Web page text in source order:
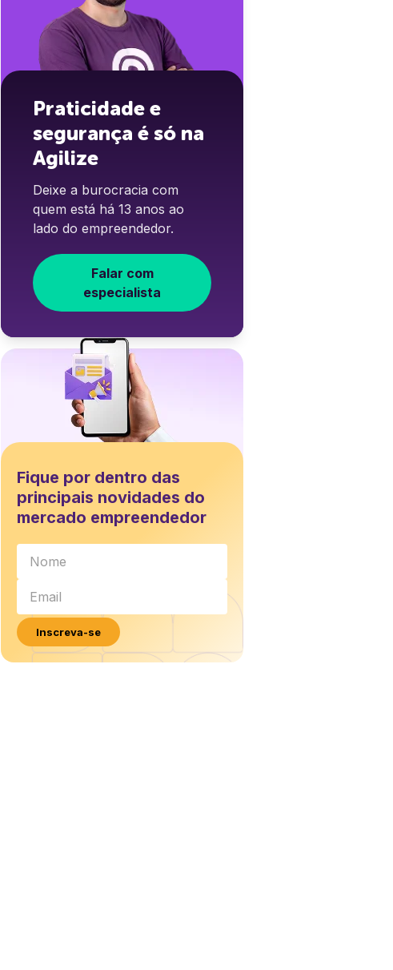
Praticidade e
segurança é só na
Agilize
Deixe a burocracia com
quem está há 13 anos ao
lado do empreendedor.
Falar com
especialista
Fique por dentro das
principais novidades do
mercado empreendedor
Inscreva-se